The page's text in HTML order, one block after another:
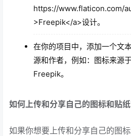
https://www.flaticon.com/
>Freepik</a>设计。
在你的项目中，添加一个文
源和作者，例如：图标来源
Freepik。
如何上传和分享自己的图标和贴纸
如果你想要上传和分享自己的图